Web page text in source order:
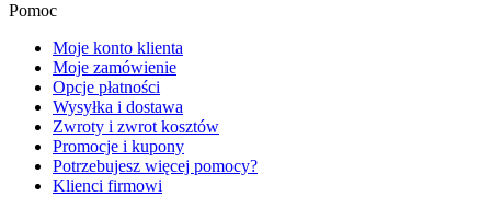
Pomoc
Moje konto klienta
Moje zamówienie
Opcje płatności
Wysyłka i dostawa
Zwroty i zwrot kosztów
Promocje i kupony
Potrzebujesz więcej pomocy?
Klienci firmowi